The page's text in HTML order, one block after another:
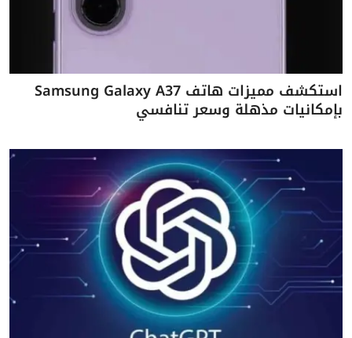
استكشف مميزات هاتف Samsung Galaxy A37
بإمكانيات مذهلة وسعر تنافسي